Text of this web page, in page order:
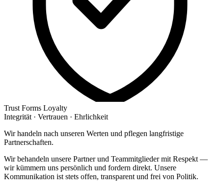
Trust Forms Loyalty
Integrität · Vertrauen · Ehrlichkeit
Wir handeln nach unseren Werten und pflegen langfristige
Partnerschaften.
Wir behandeln unsere Partner und Teammitglieder mit Respekt —
wir kümmern uns persönlich und fordern direkt. Unsere
Kommunikation ist stets offen, transparent und frei von Politik.